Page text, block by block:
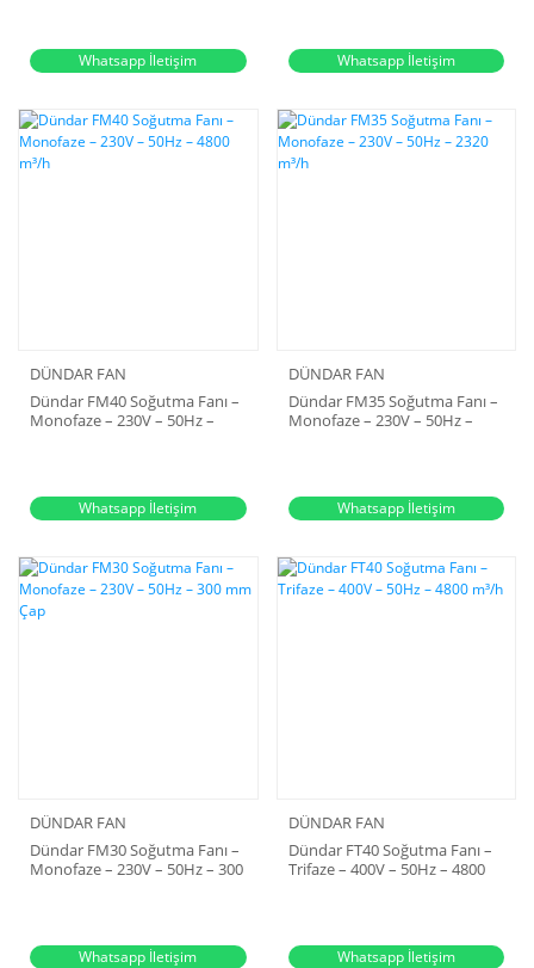
Whatsapp İletişim Whatsapp İletişim
DÜNDAR FAN
Dündar FM40 Soğutma Fanı –
Monofaze – 230V – 50Hz –
Whatsapp İletişim
DÜNDAR FAN
Dündar FM35 Soğutma Fanı –
Monofaze – 230V – 50Hz –
Whatsapp İletişim
DÜNDAR FAN
Dündar FM30 Soğutma Fanı –
Monofaze – 230V – 50Hz – 300
Whatsapp İletişim
DÜNDAR FAN
Dündar FT40 Soğutma Fanı –
Trifaze – 400V – 50Hz – 4800
Whatsapp İletişim